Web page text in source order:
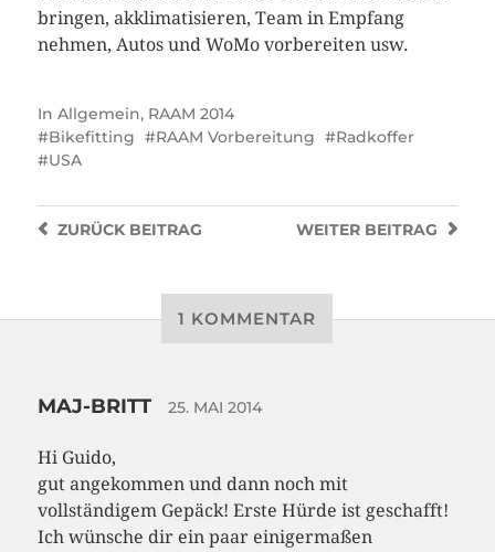
bringen, akklimatisieren, Team in Empfang
nehmen, Autos und WoMo vorbereiten usw.
In Allgemein, RAAM 2014
Bikefitting
RAAM Vorbereitung
Radkoffer
USA
WEITER BEITRAG
ZURÜCKBEITRAG
1 KOMMENTAR
MAJ-BRITT 25. MAI 2014
Hi Guido,
gut angekommen und dann noch mit
vollständigem Gepäck! Erste Hürde ist geschafft!
Ich wünsche dir ein paar einigermaßen